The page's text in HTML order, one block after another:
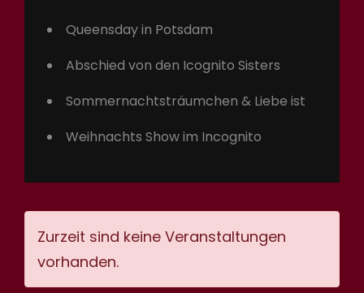
Queensday in Potsdam
Abschied von den Icognito Sisters
Sommernachtsträumchen & Liebe ist
Weihnachts Show im Incognito
Zurzeit sind keine Veranstaltungen
vorhanden.